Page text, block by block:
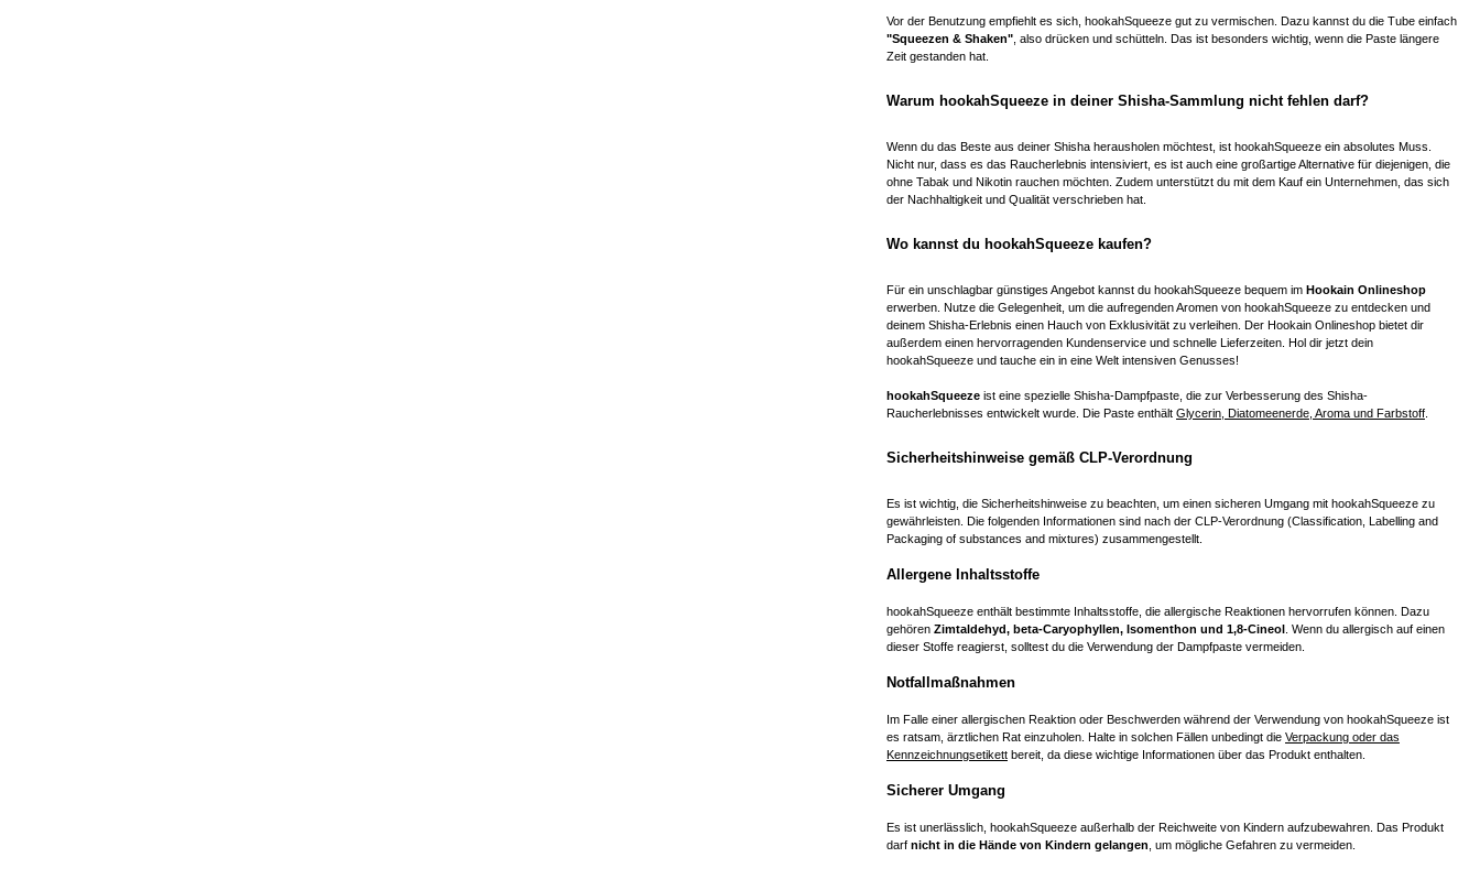
Vor der Benutzung empfiehlt es sich, hookahSqueeze gut zu vermischen. Dazu kannst du die Tube einfach
"Squeezen & Shaken" , also drücken und schütteln. Das ist besonders wichtig, wenn die Paste längere
Zeit gestanden hat.
Warum hookahSqueeze in deiner Shisha-Sammlung nicht fehlen darf?
Wenn du das Beste aus deiner Shisha herausholen möchtest, ist hookahSqueeze ein absolutes Muss.
Nicht nur, dass es das Raucherlebnis intensiviert, es ist auch eine großartige Alternative für diejenigen, die
ohne Tabak und Nikotin rauchen möchten. Zudem unterstützt du mit dem Kauf ein Unternehmen, das sich
der Nachhaltigkeit und Qualität verschrieben hat.
Wo kannst du hookahSqueeze kaufen?
Für ein unschlagbar günstiges Angebot kannst du hookahSqueeze bequem im Hookain Onlineshop
erwerben. Nutze die Gelegenheit, um die aufregenden Aromen von hookahSqueeze zu entdecken und
deinem Shisha-Erlebnis einen Hauch von Exklusivität zu verleihen. Der Hookain Onlineshop bietet dir
außerdem einen hervorragenden Kundenservice und schnelle Lieferzeiten. Hol dir jetzt dein
hookahSqueeze und tauche ein in eine Welt intensiven Genusses!
hookahSqueeze ist eine spezielle Shisha-Dampfpaste, die zur Verbesserung des Shisha-
Raucherlebnisses entwickelt wurde. Die Paste enthält Glycerin, Diatomeenerde, Aroma und Farbstoff
Sicherheitshinweise gemäß CLP-Verordnung
Es ist wichtig, die Sicherheitshinweise zu beachten, um einen sicheren Umgang mit hookahSqueeze zu
gewährleisten. Die folgenden Informationen sind nach der CLP-Verordnung (Classification, Labelling and
Packaging of substances and mixtures) zusammengestellt.
Allergene Inhaltsstoffe
hookahSqueeze enthält bestimmte Inhaltsstoffe, die allergische Reaktionen hervorrufen können. Dazu
gehören Zimtaldehyd, beta-Caryophyllen, Isomenthon und 1,8-Cineol . Wenn du allergisch auf einen
dieser Stoffe reagierst, solltest du die Verwendung der Dampfpaste vermeiden.
Notfallmaßnahmen
Im Falle einer allergischen Reaktion oder Beschwerden während der Verwendung von hookahSqueeze ist
es ratsam, ärztlichen Rat einzuholen. Halte in solchen Fällen unbedingt die Verpackung oder das
Kennzeichnungsetikett bereit, da diese wichtige Informationen über das Produkt enthalten.
Sicherer Umgang
Es ist unerlässlich, hookahSqueeze außerhalb der Reichweite von Kindern aufzubewahren. Das Produkt
darf nicht in die Hände von Kindern gelangen , um mögliche Gefahren zu vermeiden.